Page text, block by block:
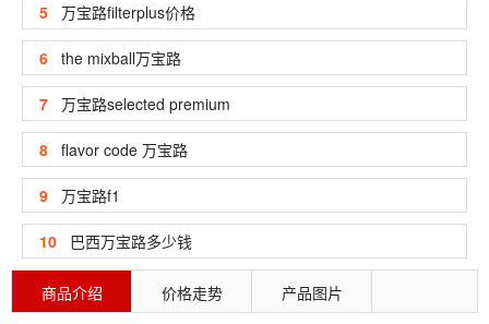
5 万宝路filterplus价格
6 the mixball万宝路
7 万宝路selected premium
8 flavor code 万宝路
9 万宝路f1
10 巴西万宝路多少钱
商品介绍 价格走势
产品图片